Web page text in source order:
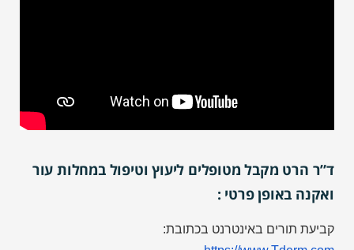
ד”ר הרט מקבל מטופלים ליעוץ וטיפול במחלות עור
ואקנה באופן פרטי :
קביעת תורים באינטרנט בכתובת: